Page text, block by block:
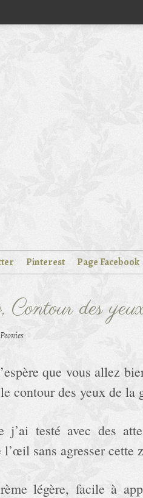
Pinterest Page Facebook
des
que vous allez
contour des yeux de
j’ai testé avec des
sans agresser cette
légère, facile à